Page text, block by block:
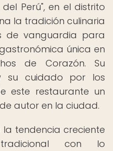
Perú", en el distrito
la tradición culinaria
de vanguardia para
única en
de Corazón. Su
su cuidado por los
este restaurante un
autor en la ciudad.
la tendencia creciente
con lo